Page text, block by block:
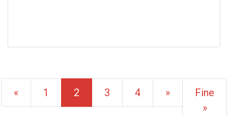
« 1 2 (current)
3 4 »
Fine
»